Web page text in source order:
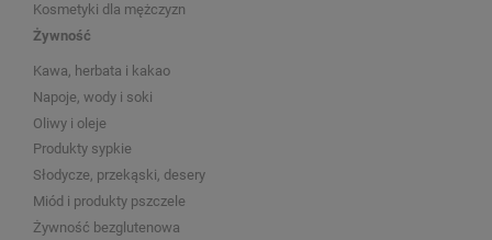
Kosmetyki dla mężczyzn
Żywność
Kawa, herbata i kakao
Napoje, wody i soki
Oliwy i oleje
Produkty sypkie
Słodycze, przekąski, desery
Miód i produkty pszczele
Żywność bezglutenowa